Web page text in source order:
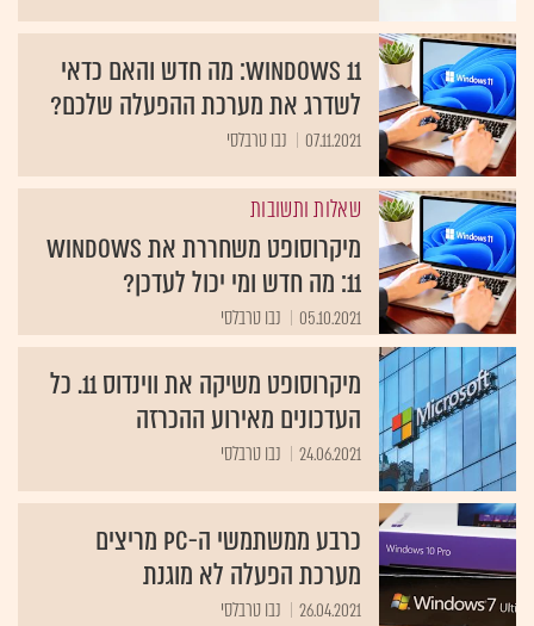
Windows 11: מה חדש והאם כדאי
לשדרג את מערכת ההפעלה שלכם?
07.11.2021 נבו טרבלסי
שאלות ותשובות
מיקרוסופט משחררת את Windows
11: מה חדש ומי יכול לעדכן?
05.10.2021 נבו טרבלסי
מיקרוסופט משיקה את ווינדוס 11. כל
העדכונים מאירוע ההכרזה
24.06.2021 נבו טרבלסי
כרבע ממשתמשי ה-PC מריצים
מערכת הפעלה לא מוגנת
26.04.2021 נבו טרבלסי